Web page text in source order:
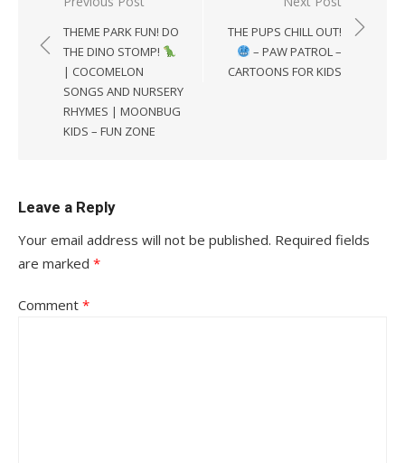
navigation
THEME PARK FUN! DO
THE DINO STOMP!
| COCOMELON
SONGS AND NURSERY
RHYMES | MOONBUG
KIDS – FUN ZONE
THE PUPS CHILL OUT!
– PAW PATROL –
CARTOONS FOR KIDS
Leave a Reply
Your email address will not be published. Required fields
are marked *
Comment *